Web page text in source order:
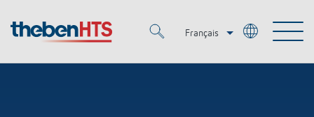
Français
Deutsch